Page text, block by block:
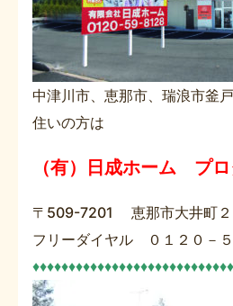
中津川市、恵那市、瑞浪市釜
住いの方は
（有）日成ホーム プ
〒509-7201 恵那市大井町２
フリーダイヤル ０１２０－